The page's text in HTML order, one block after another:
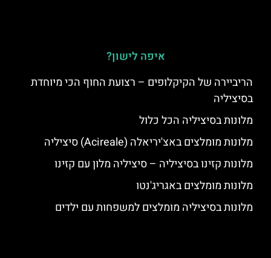
איפה לישון?
הריביירה של הקיקלופים – רצועת החוף הכי מיוחדת
בסיציליה
מלונות בסיציליה הכל כלול
מלונות מומלצים באצ'יריאלה (Acireale) סיציליה
מלונות קזינו בסיציליה – סיציליה מלון עם קזינו
מלונות מומלצים באגריג'נטו
מלונות בסיציליה מומלצים למשפחות עם ילדים